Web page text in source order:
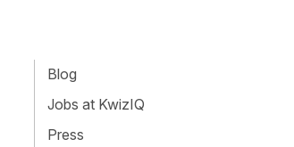
Blog
Jobs at KwizIQ
Press